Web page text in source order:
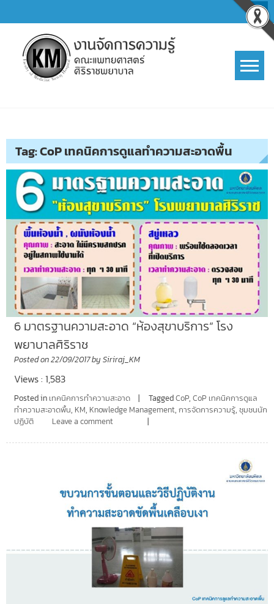
to
content
Tag:CoP เทคนิคการดูแลทำความสะอาดพื้น
6 มาตรฐานความสะอาด “ห้องสุขาบริการ” โรง
พยาบาลศิริราช
Posted on22/09/2017by Siriraj_KM
Views : 1,583
Posted in เทคนิคการทำความสะอาด TaggedCoP, CoP เทคนิคการดูแล
ทำความสะอาดพื้น, KM, Knowledge Management, การจัดการความรู้, ชุมชนนัก
ปฏิบัติ
Leave a comment